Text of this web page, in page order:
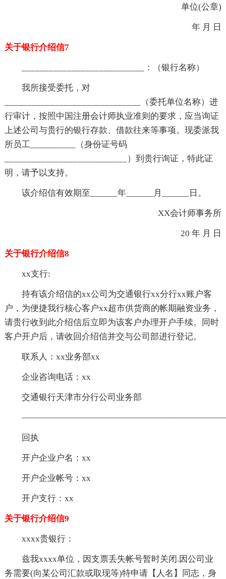
单位(公章)
年 月 日
关于银行介绍信7
___________________________：（银行名称）
我所接受委托，对
______________________________（委托单位名称）进
行审计，按照中国注册会计师执业准则的要求，应当询证
上述公司与贵行的银行存款、借款往来等事项。现委派我
所员工__________（身份证号码
___________________________）到贵行询证，特此证
明，请予以支持。
该介绍信有效期至______年______月______日。
XX会计师事务所
20 年 月 日
关于银行介绍信8
xx支行:
持有该介绍信的xx公司为交通银行xx分行xx账户客
户，为便捷我行核心客户xx超市供货商的帐期融资业务，
请贵行收到此介绍信后立即为该客户办理开户手续。同时
客户开户后，请收回介绍信并交与公司部进行登记。
联系人：xx业务部xx
企业咨询电话：xx
交通银行天津市分行公司业务部
回执
开户企业户名：xx
开户企业帐号：xx
开户支行：xx
关于银行介绍信9
xxxx贵银行：
兹我xxxx单位，因支票丢失帐号暂时关闭.因公司业
务需要(向某公司汇款或取现等)特申请【人名】同志，身